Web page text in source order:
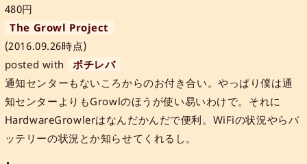
480円
The Growl Project
(2016.09.26時点)
posted with
ポチレバ
通知センターもないころからのお付き合い。やっぱり僕は通
知センターよりもGrowlのほうが使い易いわけで。それに
HardwareGrowlerはなんだかんだで便利。WiFiの状況やらバ
ッテリーの状況とか知らせてくれるし。